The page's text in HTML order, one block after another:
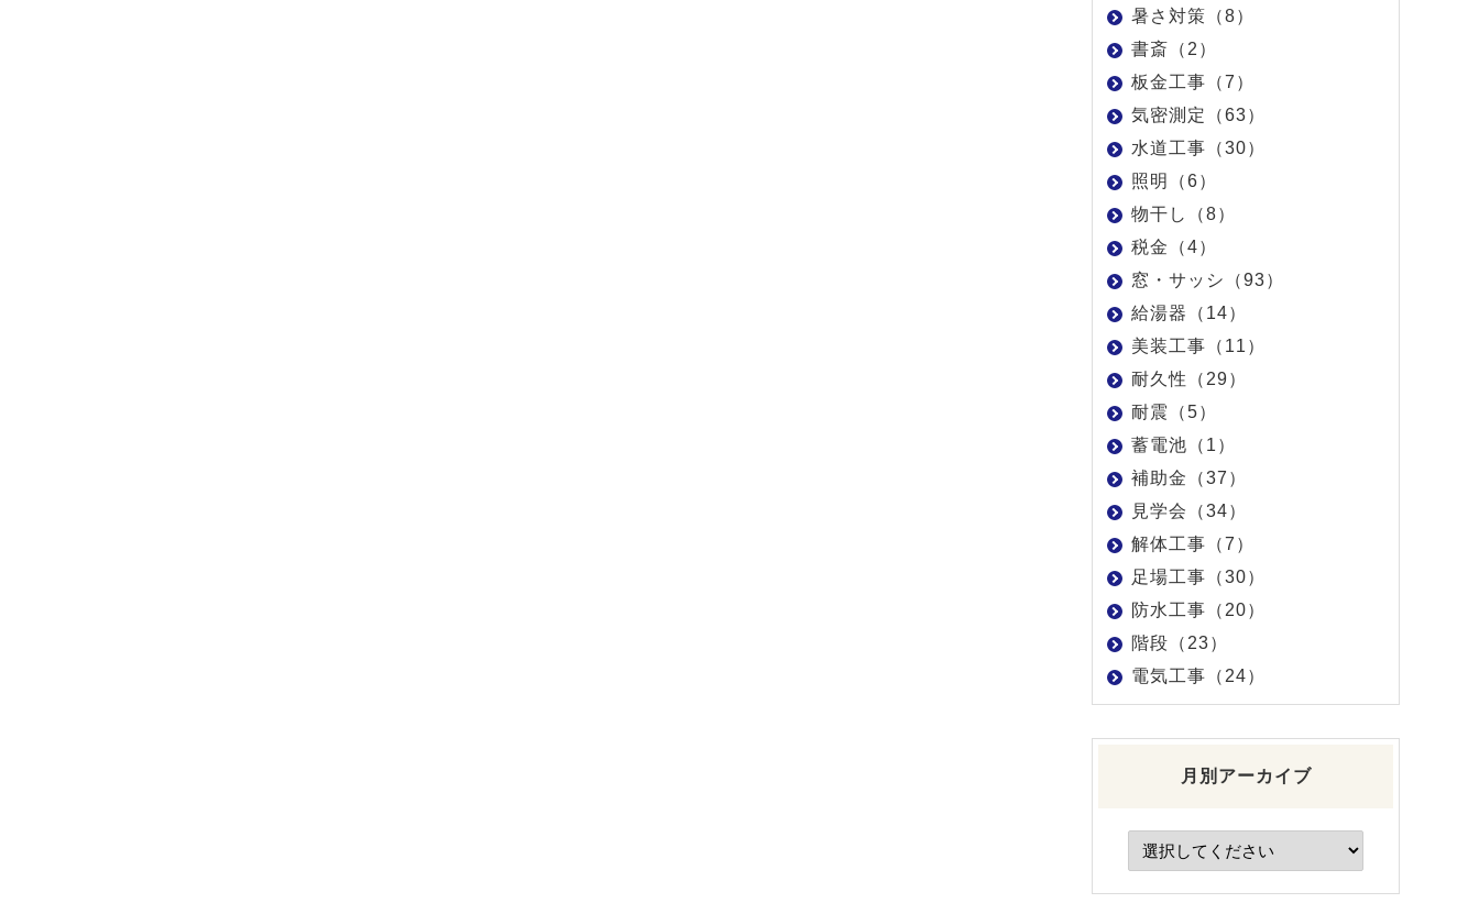
暑さ対策（8）
書斎（2）
板金工事（7）
気密測定（63）
水道工事（30）
照明（6）
物干し（8）
税金（4）
窓・サッシ（93）
給湯器（14）
美装工事（11）
耐久性（29）
耐震（5）
蓄電池（1）
補助金（37）
見学会（34）
解体工事（7）
足場工事（30）
防水工事（20）
階段（23）
電気工事（24）
月別アーカイブ